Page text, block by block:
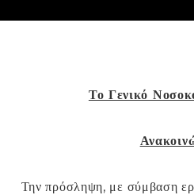
Το Γενικό
Την πρόσληψη, με σύμβαση